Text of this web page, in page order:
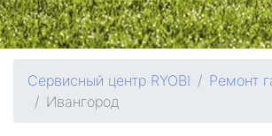
Сервисный центр RYOBI
Ремонт
Ивангород